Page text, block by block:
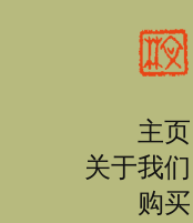
主页
关于我们
购买